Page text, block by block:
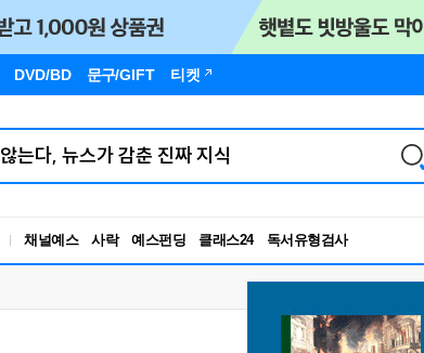
DVD/BD 문구/GIFT 티켓
채널예스 사락 예스펀딩 클래스24
RBTI Lab
독서유형검사